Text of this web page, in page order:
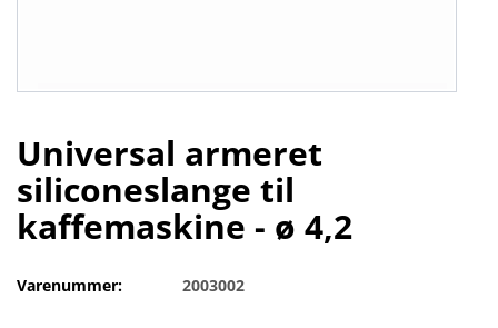
Universal armeret
siliconeslange til
kaffemaskine - ø 4,2
Varenummer: 2003002